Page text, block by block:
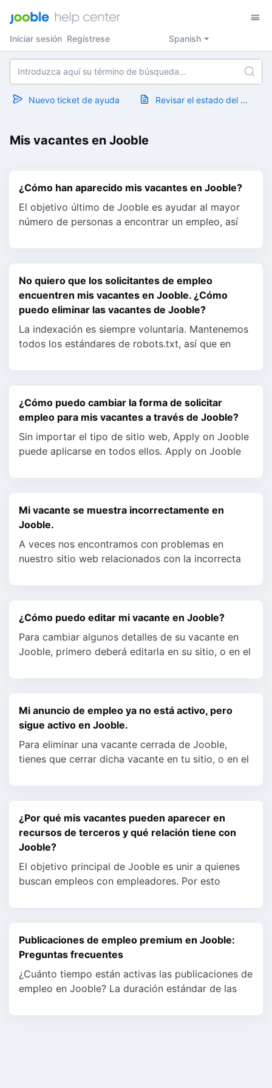
Spanish
Iniciar sesión Regístrese
Nuevo ticket de ayuda Revisar el estado del ticket
Mis vacantes en Jooble
¿Cómo han aparecido mis vacantes en Jooble?
El objetivo último de Jooble es ayudar al mayor
número de personas a encontrar un empleo, así
vacantes de forma r...
No quiero que los solicitantes de empleo
encuentren mis vacantes en Jooble. ¿Cómo
puedo eliminar las vacantes de Jooble?
La indexación es siempre voluntaria. Mantenemos
todos los estándares de robots.txt, así que en
empleo encuentren...
¿Cómo puedo cambiar la forma de solicitar
empleo para mis vacantes a través de Jooble?
Sin importar el tipo de sitio web, Apply on Jooble
puede aplicarse en todos ellos. Apply on Jooble
directamente ...
Mi vacante se muestra incorrectamente en
Jooble.
A veces nos encontramos con problemas en
nuestro sitio web relacionados con la incorrecta
descripciones de emp...
¿Cómo puedo editar mi vacante en Jooble?
Para cambiar algunos detalles de su vacante en
Jooble, primero deberá editarla en su sitio, o en el
poco...
Mi anuncio de empleo ya no está activo, pero
sigue activo en Jooble.
Para eliminar una vacante cerrada de Jooble,
tienes que cerrar dicha vacante en tu sitio, o en el
lugar. Poco...
¿Por qué mis vacantes pueden aparecer en
recursos de terceros y qué relación tiene con
Jooble?
El objetivo principal de Jooble es unir a quienes
buscan empleos con empleadores. Por esto
asociados, con el fin de ...
Publicaciones de empleo premium en Jooble:
Preguntas frecuentes
¿Cuánto tiempo están activas las publicaciones de
empleo en Jooble? La duración estándar de las
Por lo gene...